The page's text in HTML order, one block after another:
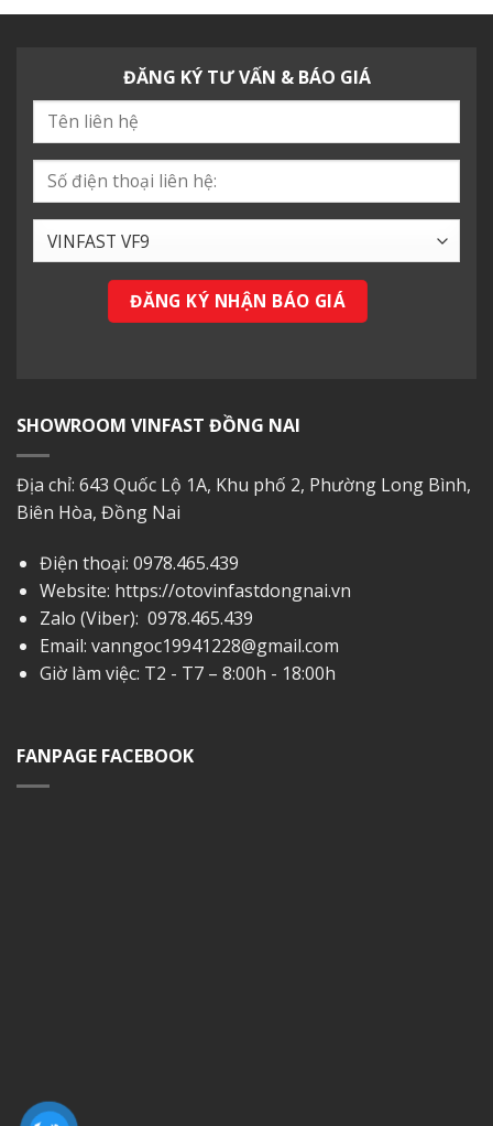
ĐĂNG KÝ TƯ VẤN & BÁO GIÁ
SHOWROOM VINFAST ĐỒNG NAI
Địa chỉ: 643 Quốc Lộ 1A, Khu phố 2, Phường Long Bình,
Biên Hòa, Đồng Nai
Điện thoại: 0978.465.439
Website: https://otovinfastdongnai.vn
Zalo (Viber): 0978.465.439
Email: vanngoc19941228@gmail.com
Giờ làm việc: T2 - T7 – 8:00h - 18:00h
FANPAGE FACEBOOK